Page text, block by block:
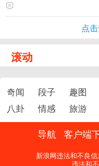
点
滚动
奇闻 段子 趣图
八卦
情感 旅游
导航 客户端
新浪网违法和不良
违法和